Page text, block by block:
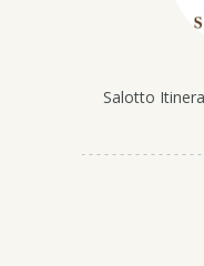
Salotto